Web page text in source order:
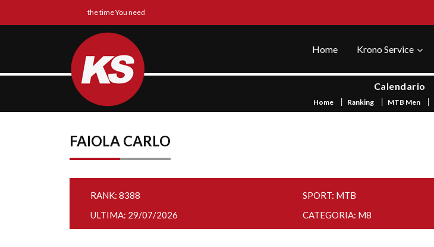
the time You need
Home Krono Service
Calendario
Home Ranking MTB Men
FAIOLA CARLO
RANK: 8388 SPORT: MTB
ULTIMA: 29/07/2026
CATEGORIA: M8